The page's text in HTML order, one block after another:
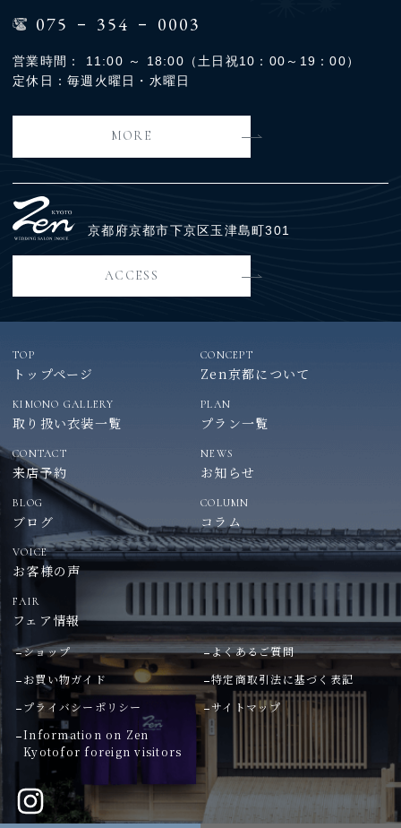
075 - 354 - 0003
営業時間： 11:00 ～ 18:00（土日祝10：00～19：00）
定休日：毎週火曜日・水曜日
MORE
京都府京都市下京区玉津島町301
ACCESS
TOP
トップページ
CONCEPT
Zen京都について
KIMONO GALLERY
取り扱い衣装一覧
PLAN
プラン一覧
CONTACT
来店予約
NEWS
お知らせ
BLOG
ブログ
COLUMN
コラム
VOICE
お客様の声
FAIR
フェア情報
ショップ
よくあるご質問
お買い物ガイド
特定商取引法に基づく表記
プライバシーポリシー
サイトマップ
Information on Zen
Kyotofor foreign visitors